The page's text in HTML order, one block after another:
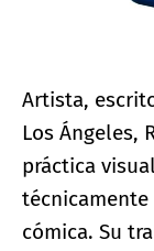
Artista,
Los Ángeles,
práctica
cómica. Su